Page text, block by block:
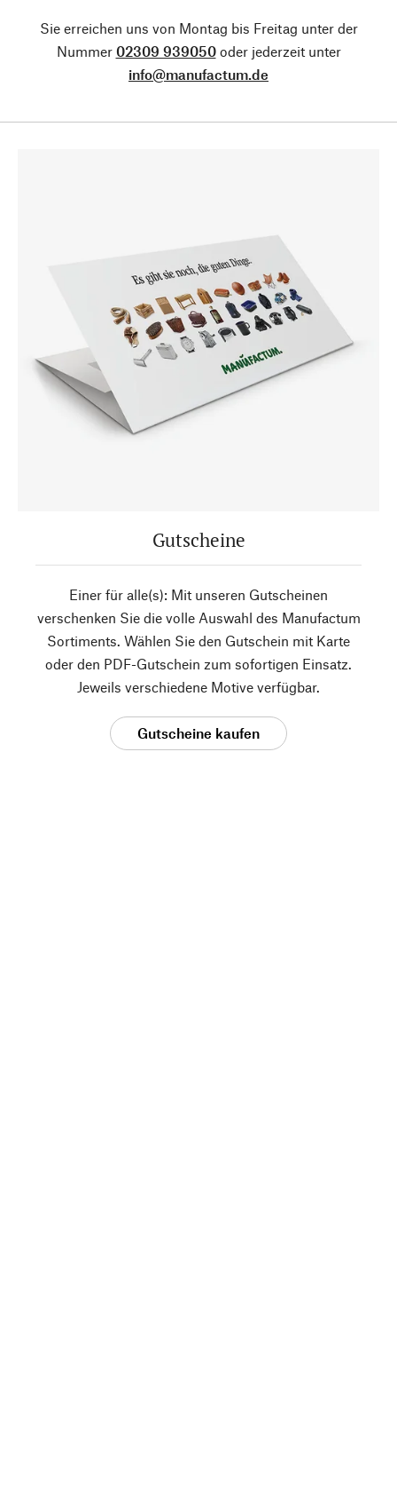
Sie erreichen uns von Montag bis Freitag unter der
Nummer 02309 939050oder jederzeit unter
info@manufactum.de
Gutscheine
Einer für alle(s): Mit unseren Gutscheinen
verschenken Sie die volle Auswahl des Manufactum
Sortiments. Wählen Sie den Gutschein mit Karte
oder den PDF-Gutschein zum sofortigen Einsatz.
Jeweils verschiedene Motive verfügbar.
Gutscheine kaufen